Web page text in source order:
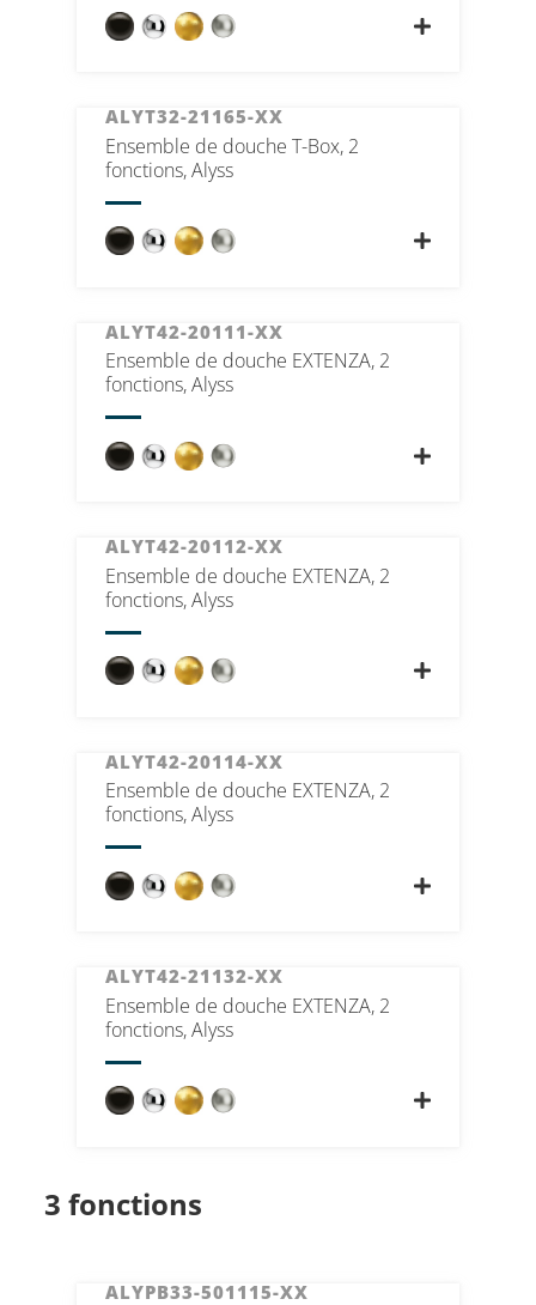
ALYT32-21165-XX
Ensemble de douche T-Box, 2
fonctions, Alyss
ALYT42-20111-XX
Ensemble de douche EXTENZA, 2
fonctions, Alyss
ALYT42-20112-XX
Ensemble de douche EXTENZA, 2
fonctions, Alyss
ALYT42-20114-XX
Ensemble de douche EXTENZA, 2
fonctions, Alyss
ALYT42-21132-XX
Ensemble de douche EXTENZA, 2
fonctions, Alyss
3 fonctions
ALYPB33-501115-XX